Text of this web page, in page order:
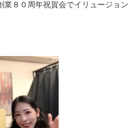
８０周年祝賀会でイリュージョン